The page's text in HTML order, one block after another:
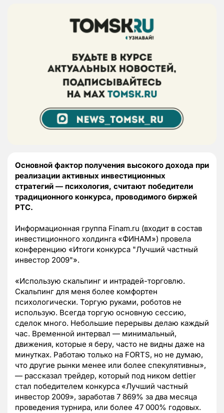
Основной фактор получения высокого дохода при
реализации активных инвестиционных
стратегий — психология, считают победители
традиционного конкурса, проводимого биржей
РТС.
Информационная группа Finam.ru (входит в состав
инвестиционного холдинга «ФИНАМ») провела
конференцию «Итоги конкурса "Лучший частный
инвестор 2009"».
«Использую скальпинг и интрадей-торговлю.
Скальпинг для меня более комфортен
психологически. Торгую руками, роботов не
использую. Всегда торгую основную сессию,
сделок много. Небольшие перерывы делаю каждый
час. Временной интервал — минимальный,
движения, которые я беру, часто не видны даже на
минутках. Работаю только на FORTS, но не думаю,
что другие рынки менее или более спекулятивны»,
— рассказал трейдер, который под ником dettier
стал победителем конкурса «Лучший частный
инвестор 2009», заработав 7 869% за два месяца
проведения турнира, или более 47 000% годовых.